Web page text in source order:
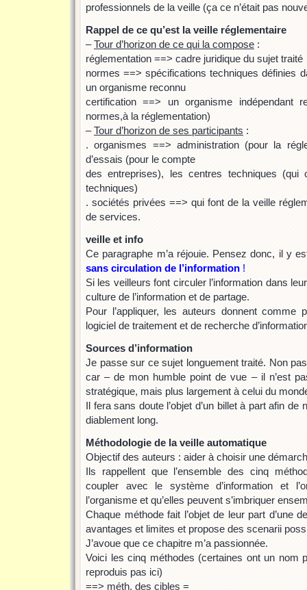
professionnels de la veille (ça ce n’était pas
Rappel de ce qu’est la veille réglementaire
–Tour d’horizon de ce qui la compose :
réglementation ==> cadre juridique du sujet traité
normes ==> spécifications techniques définies
un organisme reconnu
certification ==> un organisme indépendant
normes,à la réglementation)
–Tour d’horizon de ses participants :
. organismes ==> administration (pour la
d’essais (pour le compte
des entreprises), les centres techniques (qui
techniques)
. sociétés privées ==> qui font de la veille
de services.
veille et info
Ce paragraphe m’a réjouie. Pensez donc, il y
sans circulation de l’information !
Si les veilleurs font circuler l’information dans
culture de l’information et de partage.
Pour l’appliquer, les auteurs donnent comme
logiciel de traitement et de recherche
Sources d’information
Je passe sur ce sujet longuement traité. Non
car – de mon humble point de vue – il n’est
stratégique, mais plus largement à celui du
Il fera sans doute l’objet d’un billet à part afin
diablement long.
Méthodologie de la veille automatique
Objectif des auteurs : aider à choisir une
Ils rappellent que l’ensemble des cinq
coupler avec le système d’information et
l’organisme et qu’elles peuvent s’imbriquer
Chaque méthode fait l’objet de leur part d’une
avantages et limites et propose des scenarii
J’avoue que ce chapitre m’a passionnée.
Voici les cinq méthodes (certaines ont un nom
reproduis pas ici)
==> méth. des cibles =